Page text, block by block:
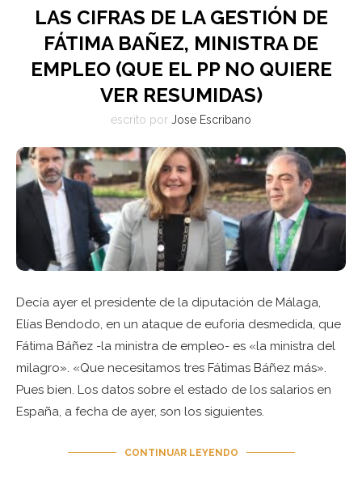
LAS CIFRAS DE LA GESTIÓN DE
FÁTIMA BAÑEZ, MINISTRA DE
EMPLEO (QUE EL PP NO QUIERE
VER RESUMIDAS)
escrito por Jose Escribano
Decía ayer el presidente de la diputación de Málaga,
Elías Bendodo, en un ataque de euforia desmedida, que
Fátima Báñez -la ministra de empleo- es «la ministra del
milagro». «Que necesitamos tres Fátimas Báñez más».
Pues bien. Los datos sobre el estado de los salarios en
España, a fecha de ayer, son los siguientes.
CONTINUAR LEYENDO